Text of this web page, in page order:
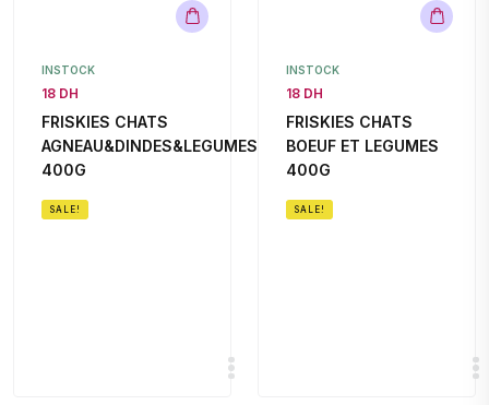
INSTOCK
18 DH
FRISKIES CHATS
AGNEAU&DINDES&LEGUMES
400G
SALE!
INSTOCK
18 DH
FRISKIES CHATS
BOEUF ET LEGUMES
400G
SALE!